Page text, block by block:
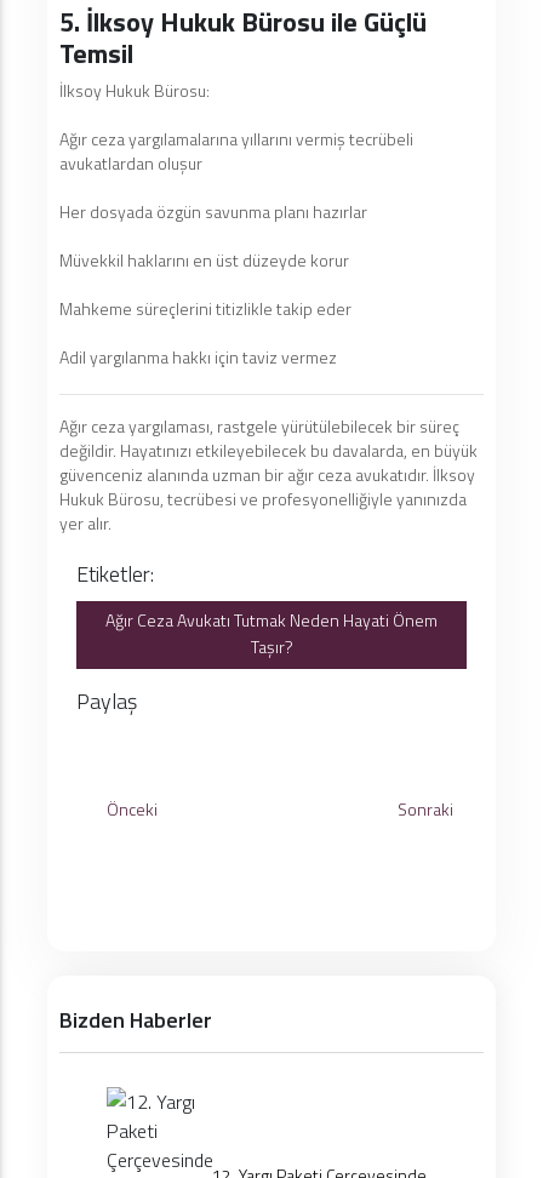
5. İlksoy Hukuk Bürosu ile Güçlü
Temsil
İlksoy Hukuk Bürosu:
Ağır ceza yargılamalarına yıllarını vermiş tecrübeli
avukatlardan oluşur
Her dosyada özgün savunma planı hazırlar
Müvekkil haklarını en üst düzeyde korur
Mahkeme süreçlerini titizlikle takip eder
Adil yargılanma hakkı için taviz vermez
Ağır ceza yargılaması, rastgele yürütülebilecek bir süreç
değildir. Hayatınızı etkileyebilecek bu davalarda, en büyük
güvenceniz alanında uzman bir ağır ceza avukatıdır. İlksoy
Hukuk Bürosu, tecrübesi ve profesyonelliğiyle yanınızda
yer alır.
Etiketler:
Ağır Ceza Avukatı Tutmak Neden Hayati Önem
Taşır?
Paylaş
Önceki Sonraki
Bizden Haberler